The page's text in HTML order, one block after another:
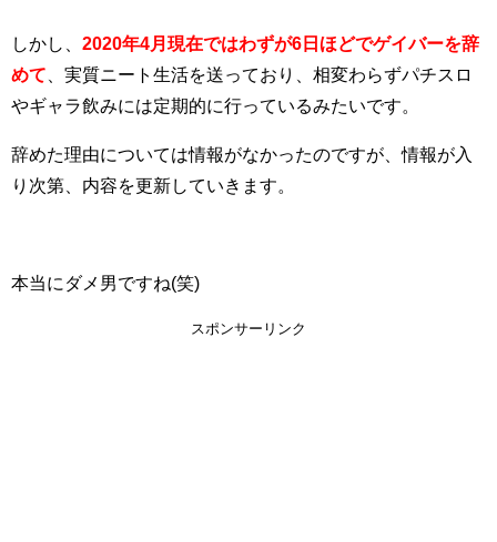
しかし、 2020年4月現在ではわずが6日ほどでゲイバーを辞
めて 、実質ニート生活を送っており、相変わらずパチスロ
やギャラ飲みには定期的に行っているみたいです。
辞めた理由については情報がなかったのですが、情報が入
り次第、内容を更新していきます。
本当にダメ男ですね(笑)
スポンサーリンク